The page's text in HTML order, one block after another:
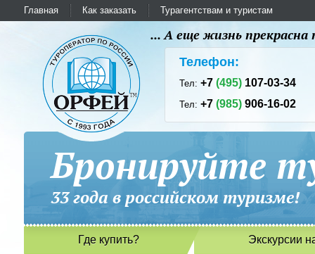
Главная Как заказать Турагентствам и туристам
... А еще жизнь
Телефон:
Тел:+7(495) 107-03-34
Тел:+7(985) 906-16-02
Бронируйте
33 года в российском
Где купить? Экскурсии